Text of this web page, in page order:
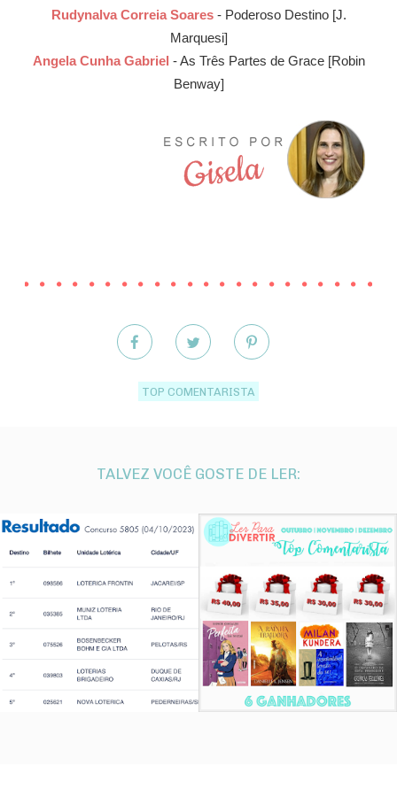
Rudynalva Correia Soares - Poderoso Destino [J.
Marquesi]
Angela Cunha Gabriel - As Três Partes de Grace [Robin
Benway]
TOP COMENTARISTA
TALVEZ VOCÊ GOSTE DE LER: